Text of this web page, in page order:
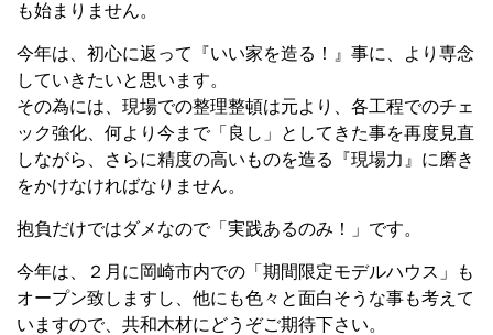
も始まりません。
今年は、初心に返って『いい家を造る！』事に、より専念
していきたいと思います。
その為には、現場での整理整頓は元より、各工程でのチェ
ック強化、何より今まで「良し」としてきた事を再度見直
しながら、さらに精度の高いものを造る『現場力』に磨き
をかけなければなりません。
抱負だけではダメなので「実践あるのみ！」です。
今年は、２月に岡崎市内での「期間限定モデルハウス」も
オープン致しますし、他にも色々と面白そうな事も考えて
いますので、共和木材にどうぞご期待下さい。